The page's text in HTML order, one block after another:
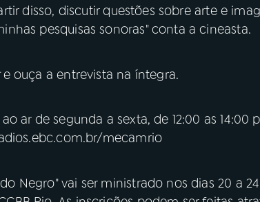
disso, discutir questões sobre arte e
pesquisas sonoras" conta a cineasta.
e ouça a entrevista na íntegra.
ar de segunda a sexta, de 12:00 as 14:00
mecamrio
Negro" vai ser ministrado nos dias 20 a